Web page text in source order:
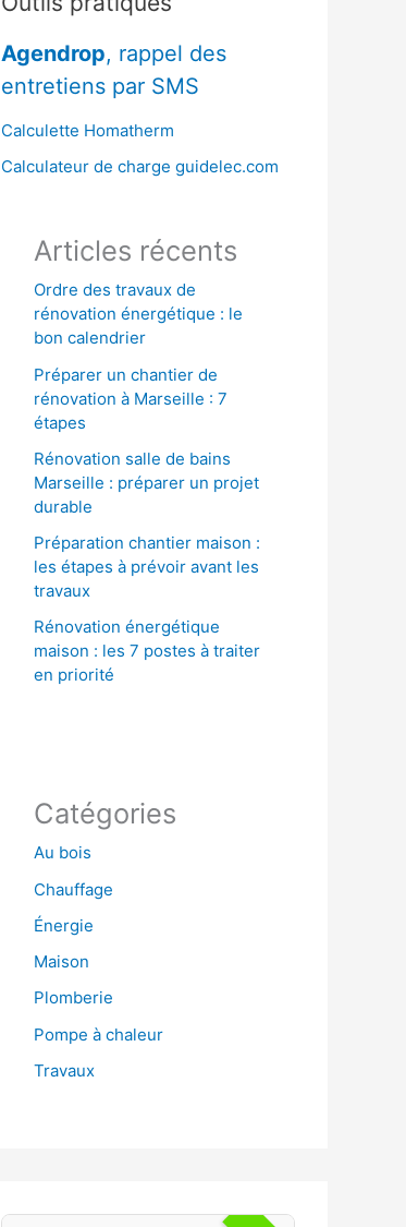
c
h
e
r
Agendrop, rappel des
entretiens par SMS
Calculette Homatherm
Calculateur de charge guidelec.com
Articles récents
Ordre des travaux de
rénovation énergétique : le
bon calendrier
Préparer un chantier de
rénovation à Marseille : 7
étapes
Rénovation salle de bains
Marseille : préparer un projet
durable
Préparation chantier maison :
les étapes à prévoir avant les
travaux
Rénovation énergétique
maison : les 7 postes à traiter
en priorité
Catégories
Au bois
Chauffage
Énergie
Maison
Plomberie
Pompe à chaleur
Travaux